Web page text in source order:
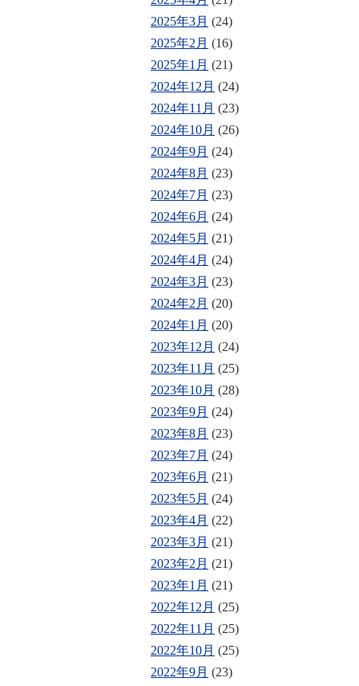
2025年3月 (24)
2025年2月 (16)
2025年1月 (21)
2024年12月 (24)
2024年11月 (23)
2024年10月 (26)
2024年9月 (24)
2024年8月 (23)
2024年7月 (23)
2024年6月 (24)
2024年5月 (21)
2024年4月 (24)
2024年3月 (23)
2024年2月 (20)
2024年1月 (20)
2023年12月 (24)
2023年11月 (25)
2023年10月 (28)
2023年9月 (24)
2023年8月 (23)
2023年7月 (24)
2023年6月 (21)
2023年5月 (24)
2023年4月 (22)
2023年3月 (21)
2023年2月 (21)
2023年1月 (21)
2022年12月 (25)
2022年11月 (25)
2022年10月 (25)
2022年9月 (23)